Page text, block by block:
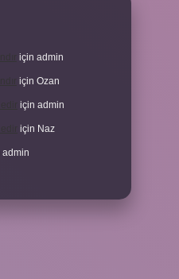
için admin
için Ozan
için admin
için Naz
admin